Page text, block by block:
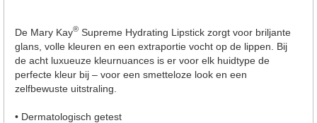
De Mary Kay® Supreme Hydrating Lipstick zorgt voor briljante
glans, volle kleuren en een extraportie vocht op de lippen. Bij
de acht luxueuze kleurnuances is er voor elk huidtype de
perfecte kleur bij – voor een smetteloze look en een
zelfbewuste uitstraling.
• Dermatologisch getest